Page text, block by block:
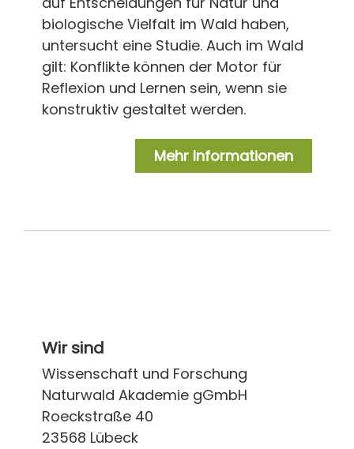
biologische Vielfalt im Wald haben,
untersucht eine Studie. Auch im Wald
gilt: Konflikte können der Motor für
Reflexion und Lernen sein, wenn sie
konstruktiv gestaltet werden.
Mehr Informationen
Wir sind
Wissenschaft und Forschung
Naturwald Akademie gGmbH
Roeckstraße 40
23568 Lübeck